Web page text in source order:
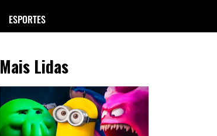
ESPORTES
Mais Lidas